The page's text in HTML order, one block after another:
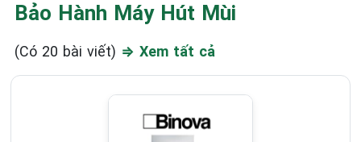
Bảo Hành Máy Hút Mùi
(Có 20 bài viết) ⇒ Xem tất cả